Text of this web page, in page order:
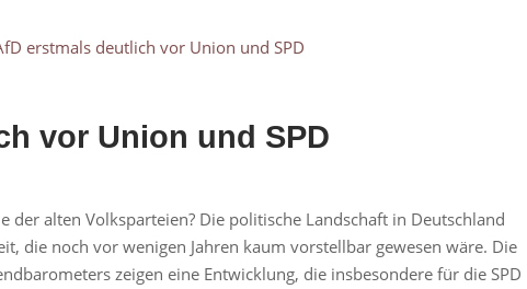
vor Union und SPD
der alten Volksparteien? Die politische Landschaft in Deutschland
die noch vor wenigen Jahren kaum vorstellbar gewesen wäre. Die
zeigen eine Entwicklung, die insbesondere für die SPD